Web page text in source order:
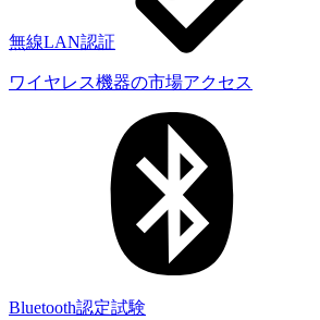
無線LAN認証
ワイヤレス機器の市場アクセス
Bluetooth認定試験